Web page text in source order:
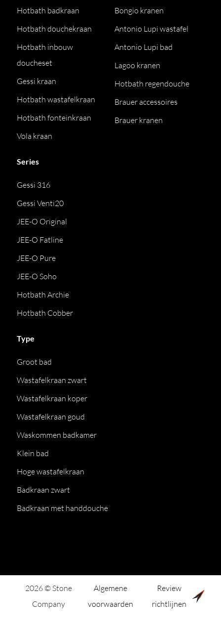
Hotbath badkraan
Hotbath douchekraan
Hotbath inbouw
doucheset
Gessi kraan
Hotbath wastafelkraan
Hotbath fonteinkraan
Vola kraan
Bongio kranen
Antonio Lupi wastafel
Antonio Lupi bad
Lagoo kranen
Hotbath regendouche
Brauer accessoires
Brauer kranen
Series
Gessi 316
Gessi Venti20
JEE-O Original
JEE-O Fatline
JEE-O Pure
JEE-O Soho
Hotbath Archie
Hotbath Cobber
Type
Groot bad
Wastafelkraan zwart
Wastafelkraan koper
Wastafelkraan goud
Waskommen badkamer
Klein bad
Hoge wastafelkraan
Badkraan zwart
Badkraan met handdouche
2026 © Stone
Company
Algemene
voorwaarden
Review
richtlijnen